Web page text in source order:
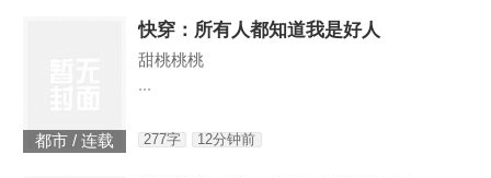
都市 / 连载
快穿：所有人都知道我是好人
甜桃桃桃
...
277字 12分钟前